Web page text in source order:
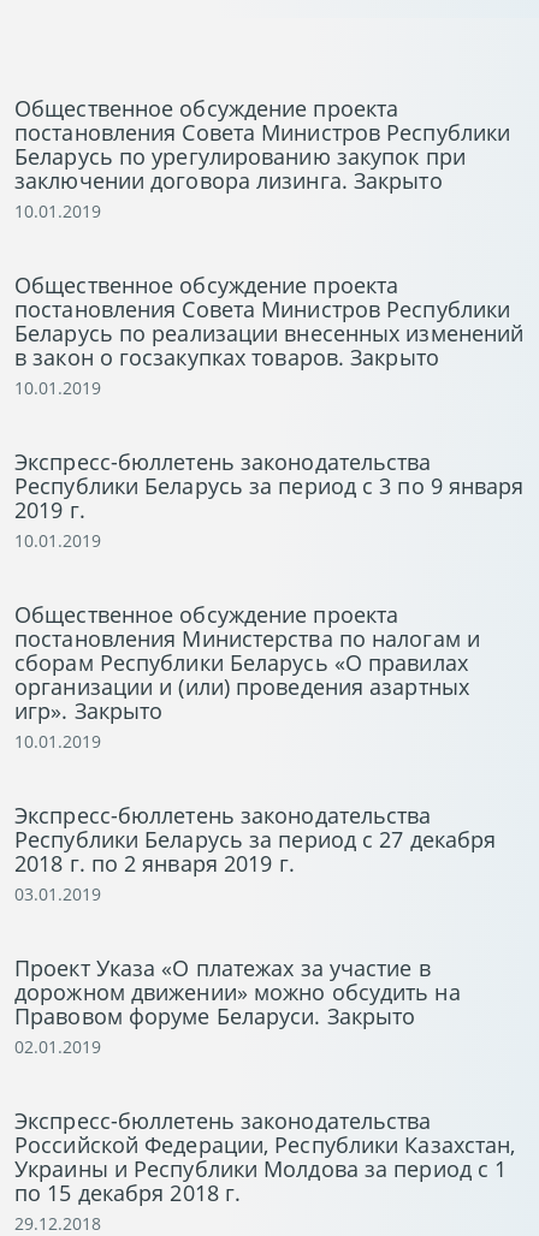
Общественное обсуждение проекта
постановления Совета Министров Республики
Беларусь по урегулированию закупок при
заключении договора лизинга. Закрыто
10.01.2019
Общественное обсуждение проекта
постановления Совета Министров Республики
Беларусь по реализации внесенных изменений
в закон о госзакупках товаров. Закрыто
10.01.2019
Экспресс-бюллетень законодательства
Республики Беларусь за период с 3 по 9 января
2019 г.
10.01.2019
Общественное обсуждение проекта
постановления Министерства по налогам и
сборам Республики Беларусь «О правилах
организации и (или) проведения азартных
игр». Закрыто
10.01.2019
Экспресс-бюллетень законодательства
Республики Беларусь за период с 27 декабря
2018 г. по 2 января 2019 г.
03.01.2019
Проект Указа «О платежах за участие в
дорожном движении» можно обсудить на
Правовом форуме Беларуси. Закрыто
02.01.2019
Экспресс-бюллетень законодательства
Российской Федерации, Республики Казахстан,
Украины и Республики Молдова за период с 1
по 15 декабря 2018 г.
29.12.2018